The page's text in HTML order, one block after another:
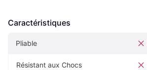
Caractéristiques
Pliable
Résistant aux Chocs